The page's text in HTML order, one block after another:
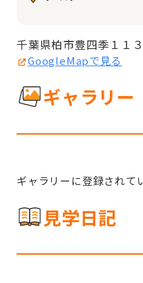
千葉県柏市豊四季１１３
GoogleMapで見る
ギャラリー
ギャラリーに登録されて
見学日記